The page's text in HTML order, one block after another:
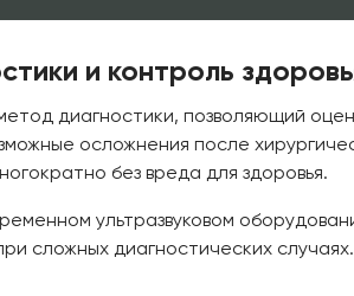
и контроль
диагностики, позволяющий
осложнения после
без вреда для здоровья.
ультразвуковом
сложных диагностических случаях.